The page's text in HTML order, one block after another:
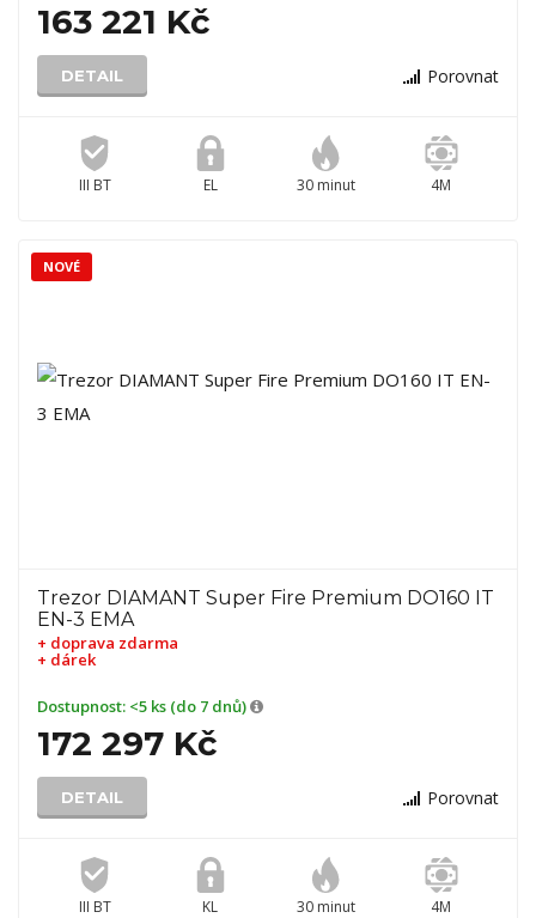
163 221 Kč
DETAIL Porovnat
III BT EL 30 minut 4M
Trezor DIAMANT Super Fire Premium DO160 IT
EN-3 EMA
+ doprava zdarma
+ dárek
Dostupnost: <5 ks (do 7 dnů)
172 297 Kč
DETAIL Porovnat
III BT KL 30 minut 4M
NOVÉ